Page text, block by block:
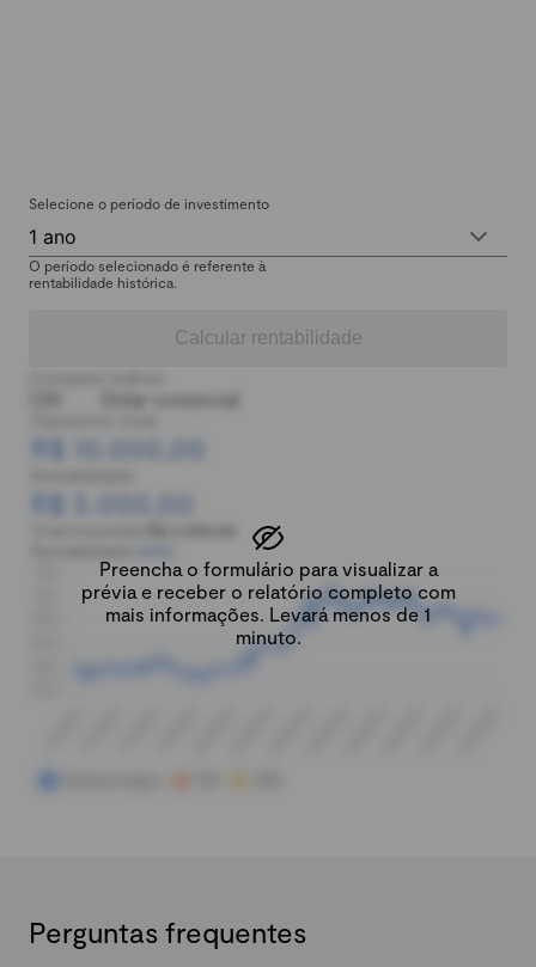
Selecione o período de investimento
1 ano
O período selecionado é referente à
rentabilidade histórica.
Calcular rentabilidade
Preencha o formulário para visualizar a
prévia e receber o relatório completo com
mais informações. Levará menos de 1
minuto.
Dólar comercial
R$ 10.000,00
R$ 5.000,00
Perguntas frequentes